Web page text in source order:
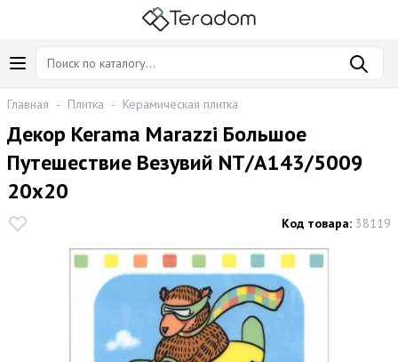
Главная - Плитка - Керамическая плитка
Декор Kerama Marazzi Большое
Путешествие Везувий NT/A143/5009
20x20
Код товара: 38119